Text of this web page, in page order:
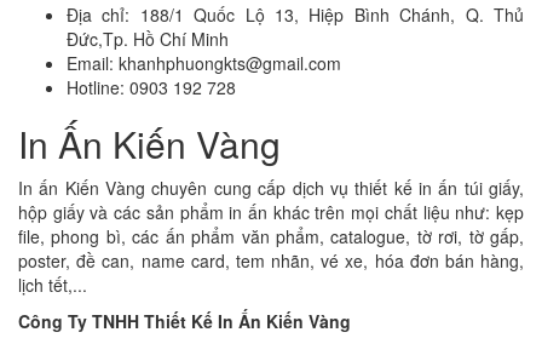
Địa chỉ: 188/1 Quốc Lộ 13, Hiệp Bình Chánh, Q. Thủ
Đức,Tp. Hồ Chí Minh
Email: khanhphuongkts@gmail.com
Hotline: 0903 192 728
In Ấn Kiến Vàng
In ấn Kiến Vàng chuyên cung cấp dịch vụ thiết kế in ấn túi giấy,
hộp giấy và các sản phẩm in ấn khác trên mọi chất liệu như: kẹp
file, phong bì, các ấn phẩm văn phẩm, catalogue, tờ rơi, tờ gấp,
poster, đề can, name card, tem nhãn, vé xe, hóa đơn bán hàng,
lịch tết,...
Công Ty TNHH Thiết Kế In Ấn Kiến Vàng